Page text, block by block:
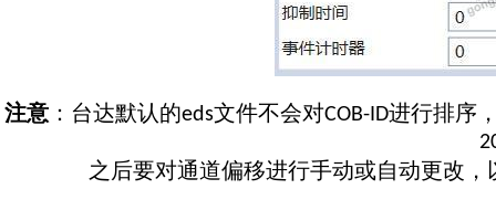
注意 ：台达默认的eds文件不会对COB-ID进行排序
之后要对通道偏移进行手动或自动更改，